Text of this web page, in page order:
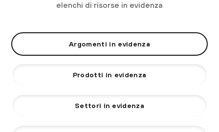
elenchi di risorse in evidenza
Argomenti in evidenza
Prodotti in evidenza
Settori in evidenza